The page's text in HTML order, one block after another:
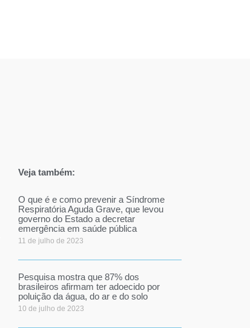
Veja também:
O que é e como prevenir a Síndrome
Respiratória Aguda Grave, que levou
governo do Estado a decretar
emergência em saúde pública
11 de julho de 2023
Pesquisa mostra que 87% dos
brasileiros afirmam ter adoecido por
poluição da água, do ar e do solo
10 de julho de 2023